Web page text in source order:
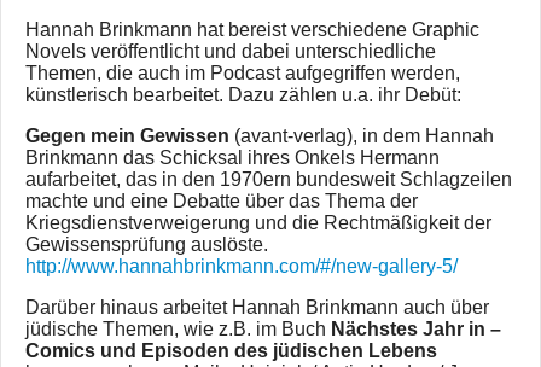
Hannah Brinkmann hat bereist verschiedene Graphic
Novels veröffentlicht und dabei unterschiedliche
Themen, die auch im Podcast aufgegriffen werden,
künstlerisch bearbeitet. Dazu zählen u.a. ihr Debüt:
Gegen mein Gewissen (avant-verlag), in dem Hannah
Brinkmann das Schicksal ihres Onkels Hermann
aufarbeitet, das in den 1970ern bundesweit Schlagzeilen
machte und eine Debatte über das Thema der
Kriegsdienstverweigerung und die Rechtmäßigkeit der
Gewissensprüfung auslöste.
http://www.hannahbrinkmann.com/#/new-gallery-5/
Darüber hinaus arbeitet Hannah Brinkmann auch über
jüdische Themen, wie z.B. im Buch Nächstes Jahr in –
Comics und Episoden des jüdischen Lebens